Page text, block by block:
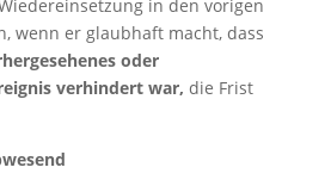
in den vorigen
wenn er glaubhaft macht, dass
oder
verhindert war, die Frist